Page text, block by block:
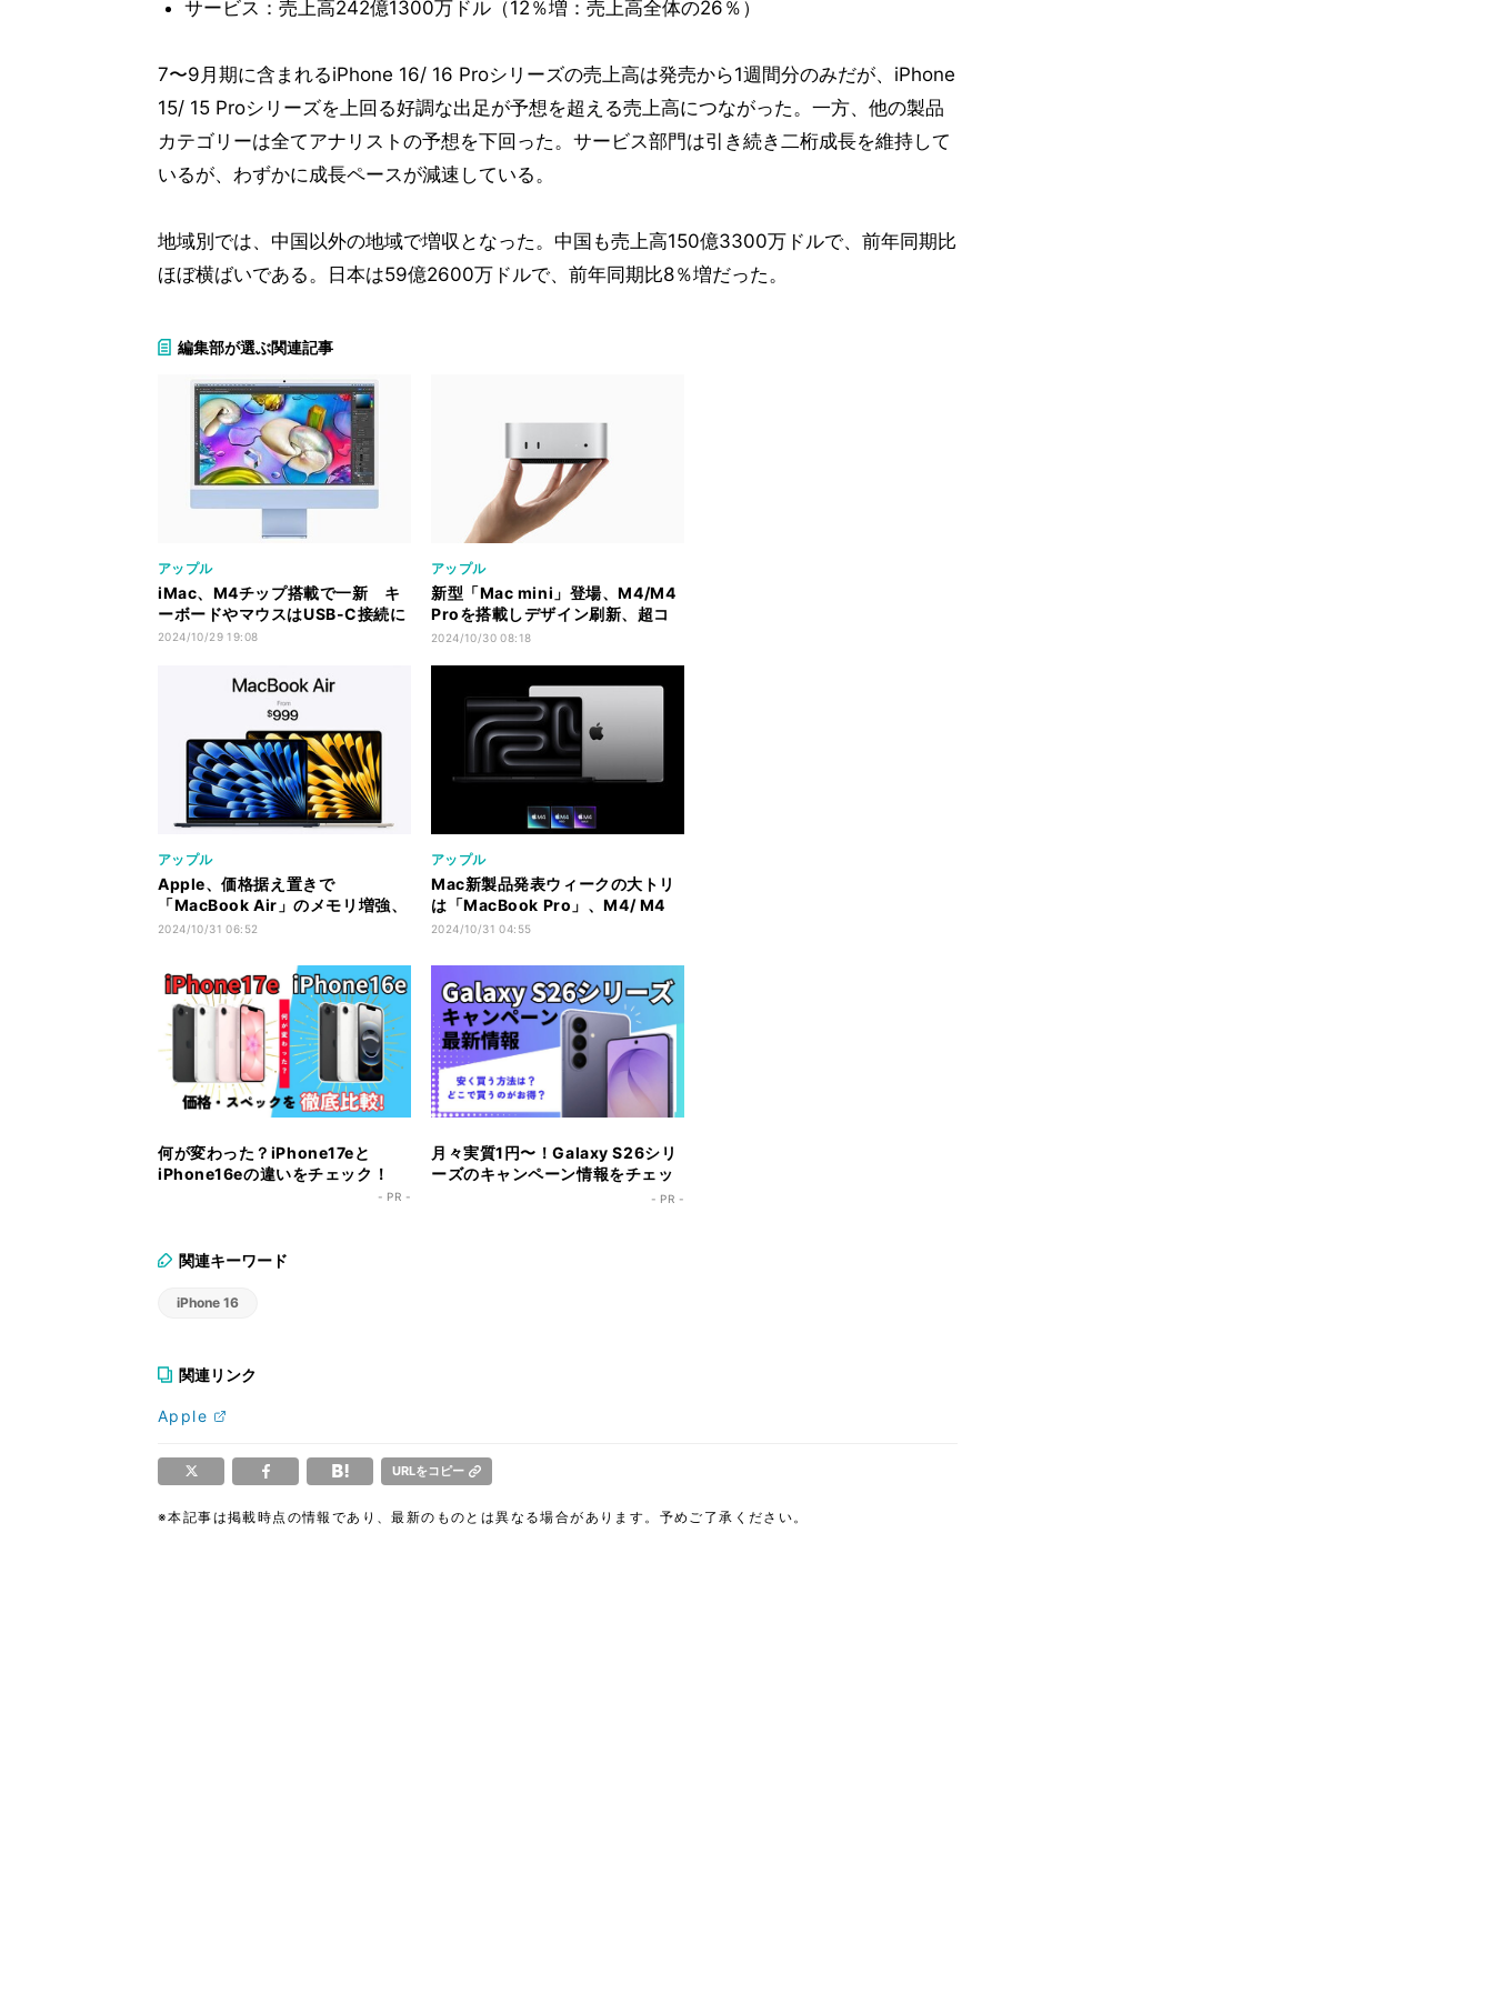
サービス：売上高242億1300万ドル（12％増：売上高全体の26％）
7〜9月期に含まれるiPhone 16/ 16 Proシリーズの売上高は発売から1週間分のみだが、iPhone
15/ 15 Proシリーズを上回る好調な出足が予想を超える売上高につながった。一方、他の製品
カテゴリーは全てアナリストの予想を下回った。サービス部門は引き続き二桁成長を維持して
いるが、わずかに成長ペースが減速している。
地域別では、中国以外の地域で増収となった。中国も売上高150億3300万ドルで、前年同期比
ほぼ横ばいである。日本は59億2600万ドルで、前年同期比8％増だった。
編集部が選ぶ関連記事
アップル
iMac、M4チップ搭載で一新 キ
ーボードやマウスはUSB-C接続に
2024/10/29 19:08
アップル
新型「Mac mini」登場、M4/M4
Proを搭載しデザイン刷新、超コ
ンパクトに進化
2024/10/30 08:18
アップル
Apple、価格据え置きで
「MacBook Air」のメモリ増強、
全Macが16GB以上に
2024/10/31 06:52
アップル
Mac新製品発表ウィークの大トリ
は「MacBook Pro」、M4/ M4
Pro/ M4 Maxで刷新
2024/10/31 04:55
何が変わった？iPhone17eと
iPhone16eの違いをチェック！
- PR -
月々実質1円〜！Galaxy S26シリ
ーズのキャンペーン情報をチェッ
- PR -
関連キーワード
iPhone 16
関連リンク
Apple
URLをコピー
※本記事は掲載時点の情報であり、最新のものとは異なる場合があります。予めご了承ください。